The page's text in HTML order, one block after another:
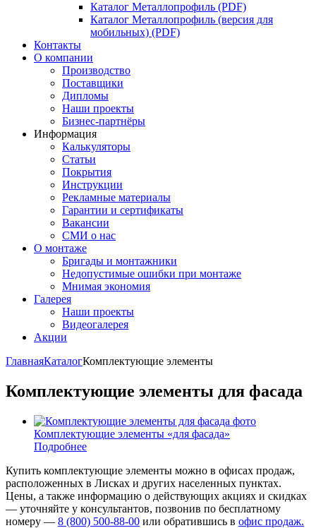
Каталог Металлопрофиль (PDF)
Каталог Металлопрофиль (версия для
мобильных) (PDF)
Контакты
О компании
Производство
Поставщики
Дипломы
Наши проекты
Бизнес-партнёры
Информация
Калькуляторы
Статьи
Покрытия
Инструкции
Рекламные материалы
Гарантии и сертификаты
Вакансии
СМИ о нас
О монтаже
Бригады и монтажники
Недопустимые ошибки при монтаже
Мнимая экономия
Галерея
Наши проекты
Видеогалерея
Акции
ГлавнаяКаталогКомплектующие элементы
Комплектующие элементы для фасада
Комплектующие элементы «для фасада»
Подробнее
Купить комплектующие элементы можно в офисах продаж,
расположенных в Лисках и других населенных пунктах.
Цены, а также информацию о действующих акциях и скидках
— уточняйте у консультантов, позвонив по бесплатному
номеру — 8 (800) 500-88-00 или обратившись в офис продаж.